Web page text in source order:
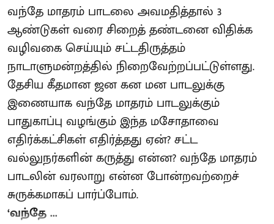
வந்தே மாதரம் பாடலை அவமதித்தால் 3
ஆண்டுகள் வரை சிறைத் தண்டனை விதிக்க
வழிவகை செய்யும் சட்டதிருத்தம்
நாடாளுமன்றத்தில் நிறைவேற்றப்பட்டுள்ளது.
தேசிய கீதமான ஜன கன மன பாடலுக்கு
இணையாக வந்தே மாதரம் பாடலுக்கும்
பாதுகாப்பு வழங்கும் இந்த மசோதாவை
எதிர்க்கட்சிகள் எதிர்த்தது ஏன்? சட்ட
வல்லுநர்களின் கருத்து என்ன? வந்தே மாதரம்
பாடலின் வரலாறு என்ன போன்றவற்றைச்
சுருக்கமாகப் பார்ப்போம்.
‘வந்தே ...